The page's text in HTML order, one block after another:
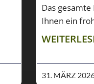
Das
Ihnen ein
31. MÄRZ